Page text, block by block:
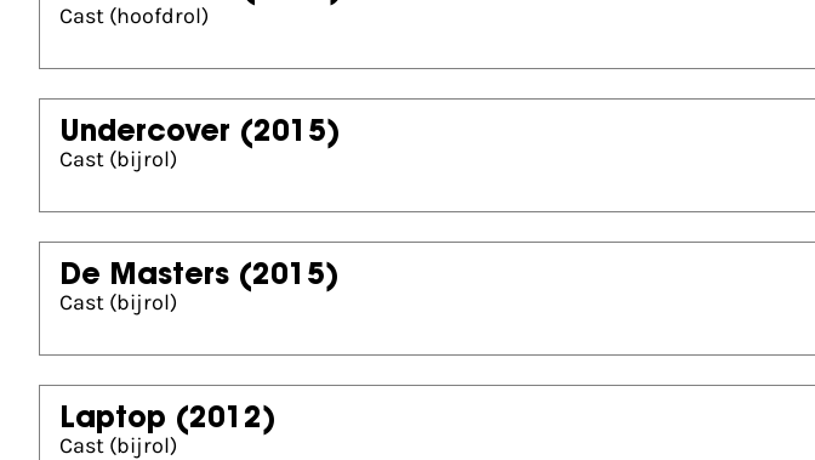
Cast (hoofdrol)
Undercover (2015)
Cast (bijrol)
De Masters (2015)
Cast (bijrol)
Laptop (2012)
Cast (bijrol)